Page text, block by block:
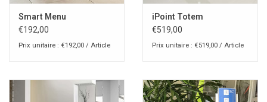
Smart Menu
€192,00
Prix unitaire : €192,00 / Article
iPoint Totem
€519,00
Prix unitaire : €519,00 / Article